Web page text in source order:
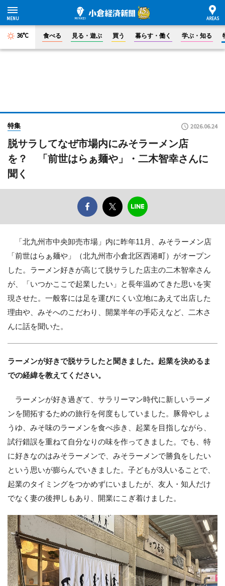
36°C 食べる 見る・遊ぶ 買う 暮らす・働く 学ぶ・知る
特集 2026.06.24
脱サラしてなぜ市場内にみそラーメン店
を？ 「前世はらぁ麺や」・二木智幸さんに
聞く
「北九州市中央卸売市場」内に昨年11月、みそラーメン店
「前世はらぁ麺や」（北九州市小倉北区西港町）がオープン
した。ラーメン好きが高じて脱サラした店主の二木智幸さん
が、「いつかここで起業したい」と長年温めてきた思いを実
現させた。一般客には足を運びにくい立地にあえて出店した
理由や、みそへのこだわり、開業半年の手応えなど、二木さ
んに話を聞いた。
ラーメンが好きで脱サラしたと聞きました。起業を決めるま
での経緯を教えてください。
ラーメンが好き過ぎて、サラリーマン時代に新しいラーメ
ンを開拓するための旅行を何度もしていました。豚骨やしょ
うゆ、みそ味のラーメンを食べ歩き、起業を目指しながら、
試行錯誤を重ねて自分なりの味を作ってきました。でも、特
に好きなのはみそラーメンで、みそラーメンで勝負をしたい
という思いが膨らんでいきました。子どもが3人いることで、
起業のタイミングをつかめずにいましたが、友人・知人だけ
でなく妻の後押しもあり、開業にこぎ着けました。